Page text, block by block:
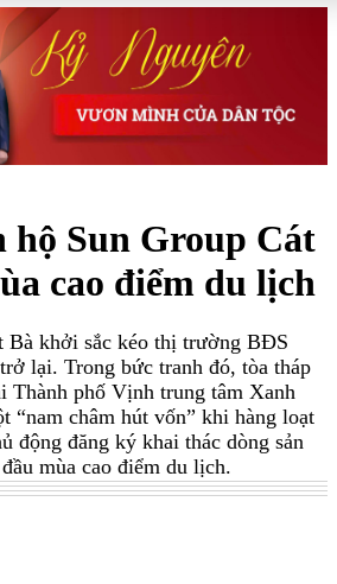
hộ Sun Group Cát
cao điểm du lịch
Bà khởi sắc kéo thị trường BĐS
lại. Trong bức tranh đó, tòa tháp
Thành phố Vịnh trung tâm Xanh
“nam châm hút vốn” khi hàng loạt
động đăng ký khai thác dòng sản
mùa cao điểm du lịch.